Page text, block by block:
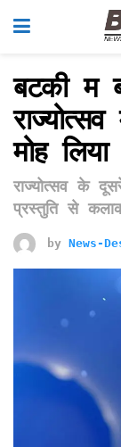
बटकी म
मोह
राज्योत्सव के
प्रस्तुति से
by News-